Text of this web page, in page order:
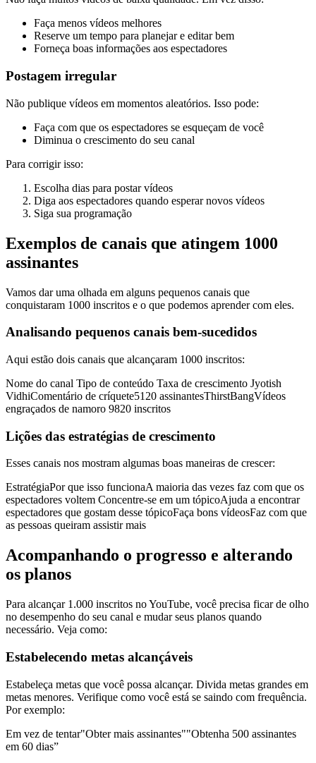
Faça menos vídeos melhores
Reserve um tempo para planejar e editar bem
Forneça boas informações aos espectadores
Postagem irregular
Não publique vídeos em momentos aleatórios. Isso pode:
Faça com que os espectadores se esqueçam de você
Diminua o crescimento do seu canal
Para corrigir isso:
Escolha dias para postar vídeos
Diga aos espectadores quando esperar novos vídeos
Siga sua programação
Exemplos de canais que atingem 1000
assinantes
Vamos dar uma olhada em alguns pequenos canais que
conquistaram 1000 inscritos e o que podemos aprender com eles.
Analisando pequenos canais bem-sucedidos
Aqui estão dois canais que alcançaram 1000 inscritos:
Nome do canal Tipo de conteúdo Taxa de crescimento Jyotish
VidhiComentário de críquete5120 assinantesThirstBangVídeos
engraçados de namoro 9820 inscritos
Lições das estratégias de crescimento
Esses canais nos mostram algumas boas maneiras de crescer:
EstratégiaPor que isso funcionaA maioria das vezes faz com que os
espectadores voltem Concentre-se em um tópicoAjuda a encontrar
espectadores que gostam desse tópicoFaça bons vídeosFaz com que
as pessoas queiram assistir mais
Acompanhando o progresso e alterando
os planos
Para alcançar 1.000 inscritos no YouTube, você precisa ficar de olho
no desempenho do seu canal e mudar seus planos quando
necessário. Veja como:
Estabelecendo metas alcançáveis
Estabeleça metas que você possa alcançar. Divida metas grandes em
metas menores. Verifique como você está se saindo com frequência.
Por exemplo:
Em vez de tentar"Obter mais assinantes""Obtenha 500 assinantes
em 60 dias”